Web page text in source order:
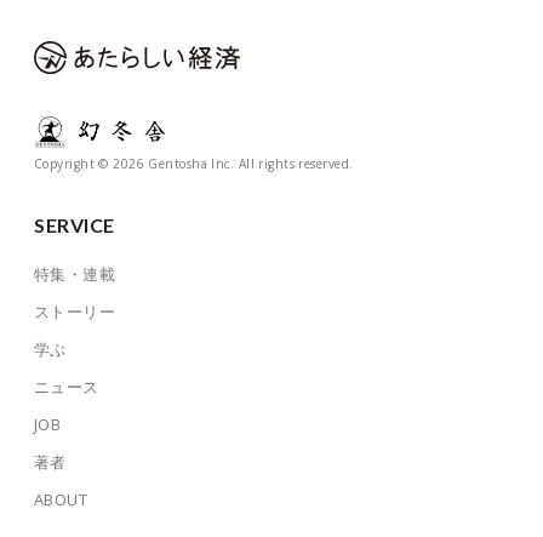
Copyright © 2026 Gentosha Inc. All rights reserved.
SERVICE
特集・連載
ストーリー
学ぶ
ニュース
JOB
著者
ABOUT